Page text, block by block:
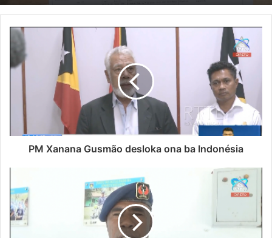
PM Xanana Gusmão desloka ona ba Indonésia